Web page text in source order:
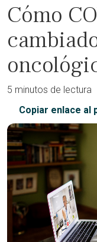
Cómo
5 minutos de lectura
Copiar enlace al